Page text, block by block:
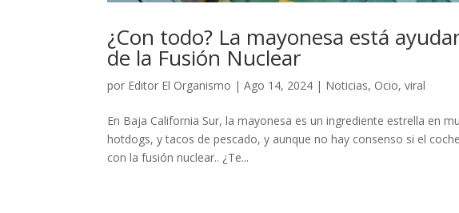
¿Con todo? La mayonesa está
de la Fusión Nuclear
por Editor El Organismo |Ago 14, 2024 | Noticias, Ocio,viral
En Baja California Sur, la mayonesa es un ingrediente estrella en
hotdogs, y tacos de pescado, y aunque no hay consenso si el
con la fusión nuclear.. ¿Te...